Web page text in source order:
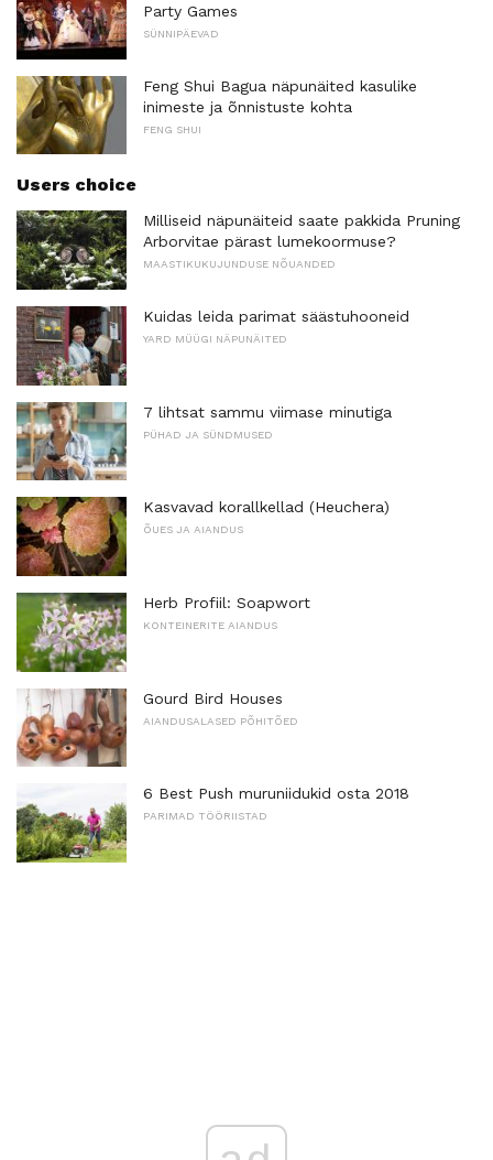
Party Games
SÜNNIPÄEVAD
Feng Shui Bagua näpunäited kasulike
inimeste ja õnnistuste kohta
FENG SHUI
Users choice
Milliseid näpunäiteid saate pakkida Pruning
Arborvitae pärast lumekoormuse?
MAASTIKUKUJUNDUSE NÕUANDED
Kuidas leida parimat säästuhooneid
YARD MÜÜGI NÄPUNÄITED
7 lihtsat sammu viimase minutiga
PÜHAD JA SÜNDMUSED
Kasvavad korallkellad (Heuchera)
ÕUES JA AIANDUS
Herb Profiil: Soapwort
KONTEINERITE AIANDUS
Gourd Bird Houses
AIANDUSALASED PÕHITÕED
6 Best Push muruniidukid osta 2018
PARIMAD TÖÖRIISTAD